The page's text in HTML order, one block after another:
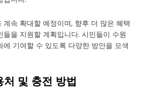
속 확대할 예정이며, 향후 더 많은 혜택
을 지원할 계획입니다. 시민들이 수원
기여할 수 있도록 다양한 방안을 모색
및 충전 방법